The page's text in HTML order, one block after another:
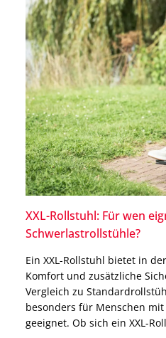
XXL-Rollstuhl: Für wen
Schwerlastrollstühle?
Ein XXL-Rollstuhl bietet in
Komfort und zusätzliche
Vergleich zu
besonders für Menschen
geeignet. Ob sich ein XXL-